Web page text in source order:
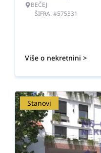
BEČEJ
ŠIFRA: #575331
Više o nekretnini >
Stanovi